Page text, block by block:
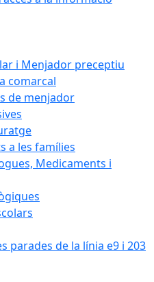
i Menjador preceptiu
comarcal
de menjador
a les famílies
Medicaments i
parades de la línia e9 i 203